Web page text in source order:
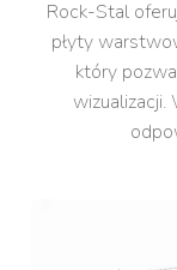
Rock-Stal
płyty
który
wizualizacji.